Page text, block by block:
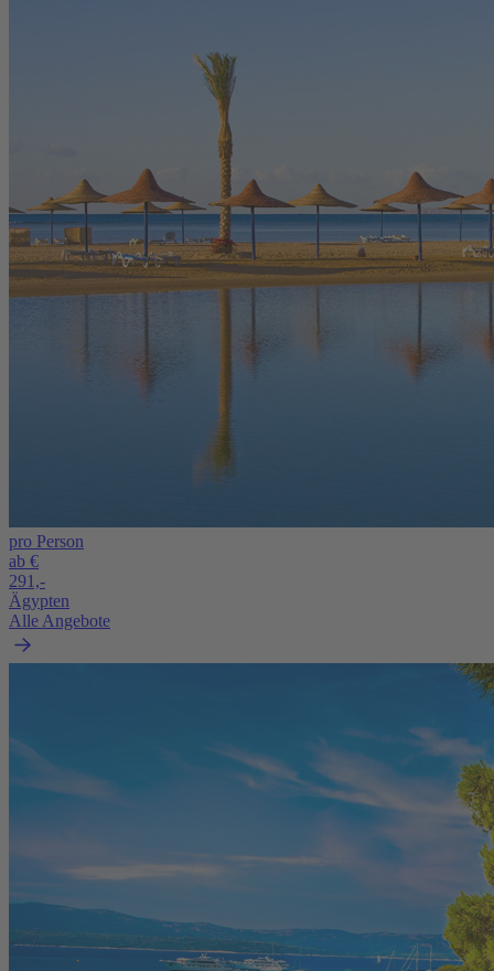
pro Person
ab €
291,-
Ägypten
Alle Angebote